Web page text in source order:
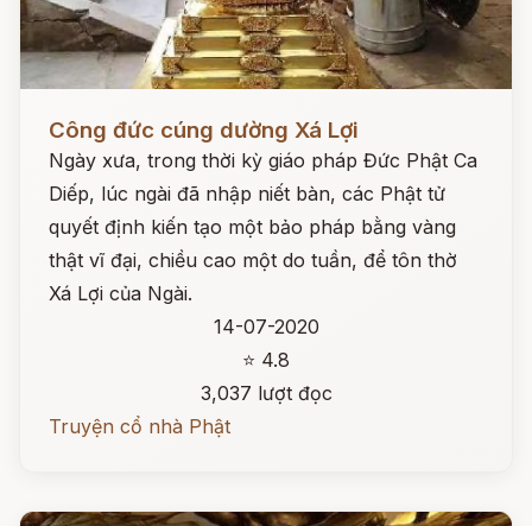
Công đức cúng dường Xá Lợi
Ngày xưa, trong thời kỳ giáo pháp Đức Phật Ca
Diếp, lúc ngài đã nhập niết bàn, các Phật tử
quyết định kiến tạo một bảo pháp bằng vàng
thật vĩ đại, chiều cao một do tuần, để tôn thờ
Xá Lợi của Ngài.
14-07-2020
⭐ 4.8
3,037 lượt đọc
Truyện cổ nhà Phật